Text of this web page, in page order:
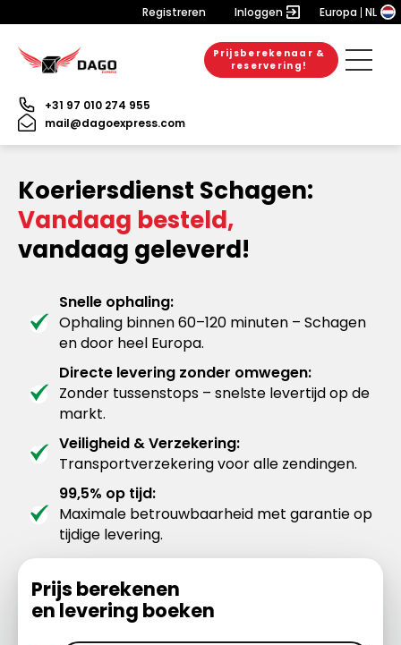
Registreren Inloggen Europa NL
Prijsberekenaar &
reservering!
+31 97 010 274 955
mail@dagoexpress.com
Koeriersdienst Schagen:
Vandaag besteld,
vandaag geleverd!
Snelle ophaling:
Ophaling binnen 60–120 minuten – Schagen
en door heel Europa.
Directe levering zonder omwegen:
Zonder tussenstops – snelste levertijd op de
markt.
Veiligheid & Verzekering:
Transportverzekering voor alle zendingen.
99,5% op tijd:
Maximale betrouwbaarheid met garantie op
tijdige levering.
Prijs berekenen
en levering boeken